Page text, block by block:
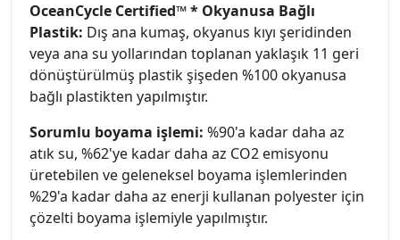
OceanCycle Certified™ * Okyanusa Bağlı
Plastik: Dış ana kumaş, okyanus kıyı şeridinden
veya ana su yollarından toplanan yaklaşık 11 geri
dönüştürülmüş plastik şişeden %100 okyanusa
bağlı plastikten yapılmıştır.
Sorumlu boyama işlemi: %90'a kadar daha az
atık su, %62'ye kadar daha az CO2 emisyonu
üretebilen ve geleneksel boyama işlemlerinden
%29'a kadar daha az enerji kullanan polyester için
çözelti boyama işlemiyle yapılmıştır.